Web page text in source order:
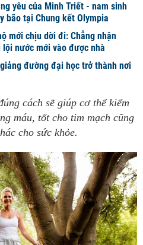
yêu của Minh Triết - nam sinh
bão tại Chung kết Olympia
mới chịu dời đi: Chẳng nhận
nước mới vào được nhà
đường đại học trở thành nơi
cách sẽ giúp cơ thể kiểm
máu, tốt cho tim mạch cũng
cho sức khỏe.